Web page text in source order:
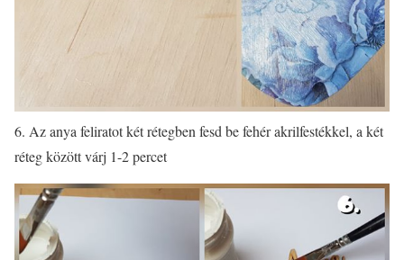
6. Az anya feliratot két rétegben fesd be fehér akrilfestékkel, a két
réteg között várj 1-2 percet